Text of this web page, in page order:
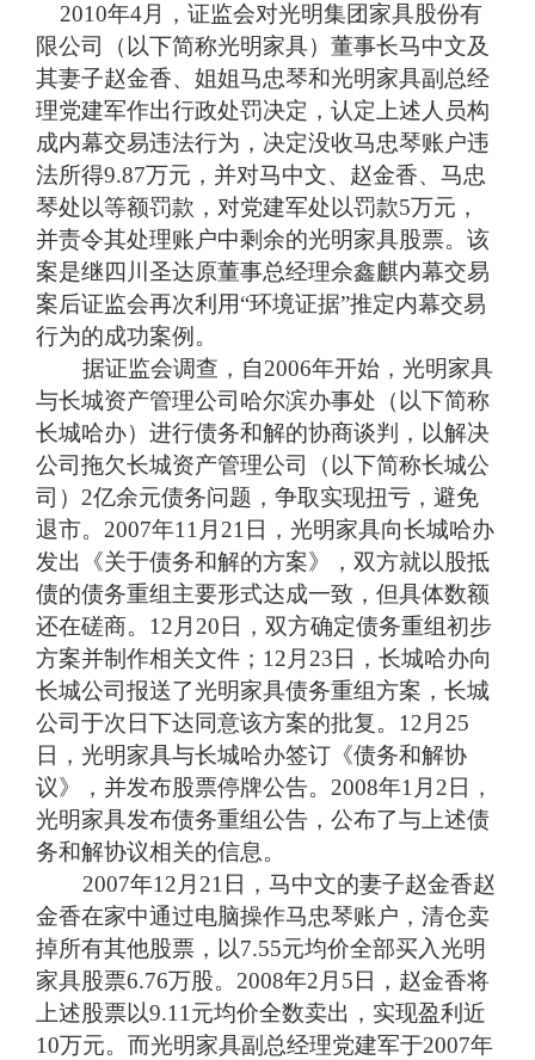
2010年4月，证监会对光明集团家具股份有
限公司（以下简称光明家具）董事长马中文及
其妻子赵金香、姐姐马忠琴和光明家具副总经
理党建军作出行政处罚决定，认定上述人员构
成内幕交易违法行为，决定没收马忠琴账户违
法所得9.87万元，并对马中文、赵金香、马忠
琴处以等额罚款，对党建军处以罚款5万元，
并责令其处理账户中剩余的光明家具股票。该
案是继四川圣达原董事总经理佘鑫麒内幕交易
案后证监会再次利用“环境证据”推定内幕交易
行为的成功案例。
据证监会调查，自2006年开始，光明家具
与长城资产管理公司哈尔滨办事处（以下简称
长城哈办）进行债务和解的协商谈判，以解决
公司拖欠长城资产管理公司（以下简称长城公
司） 2亿余元债务问题，争取实现扭亏，避免
退市。 2007年11月 21 日，光明家具向长城哈办
发出《关于债务和解的方案》，双方就以股抵
债的债务重组主要形式达成一致，但具体数额
还在磋商。 12月 20 日，双方确定债务重组初步
方案并制作相关文件； 12月 23 日，长城哈办向
长城公司报送了光明家具债务重组方案，长城
公司于次日下达同意该方案的批复。 12月 25
日，光明家具与长城哈办签订《债务和解协
议》，并发布股票停牌公告。 2008年1月 2 日，
光明家具发布债务重组公告，公布了与上述债
务和解协议相关的信息。
2007年12月 21 日 ，马中文的妻子赵金香赵
金香在家中通过电脑操作马忠琴账户，清仓卖
掉所有其他股票，以7.55元均价全部买入光明
家具股票6.76万股。 2008年2月 5 日 ，赵金香将
上述股票以9.11元均价全数卖出，实现盈利近
10万元。而光明家具副总经理党建军于2007年